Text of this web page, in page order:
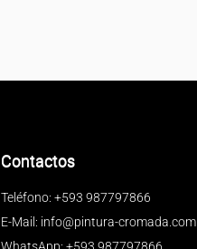
Contactos
Teléfono: +593 987797866
E-Mail: info@pintura-cromada.com